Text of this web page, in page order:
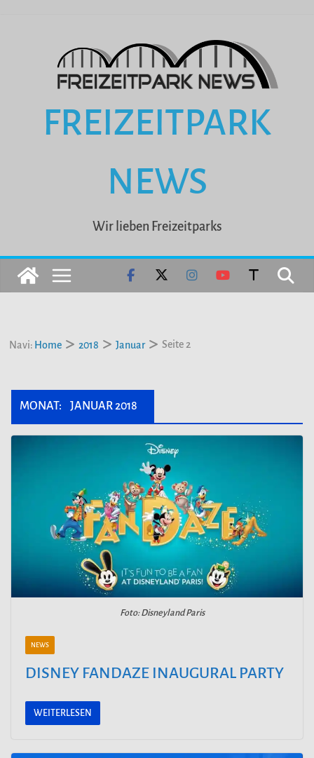
FREIZEITPARK
NEWS
Wir lieben Freizeitparks
Navi: Home 2018 Januar Seite 2
MONAT: JANUAR 2018
Foto: Disneyland Paris
NEWS
DISNEY FANDAZE INAUGURAL PARTY
WEITERLESEN